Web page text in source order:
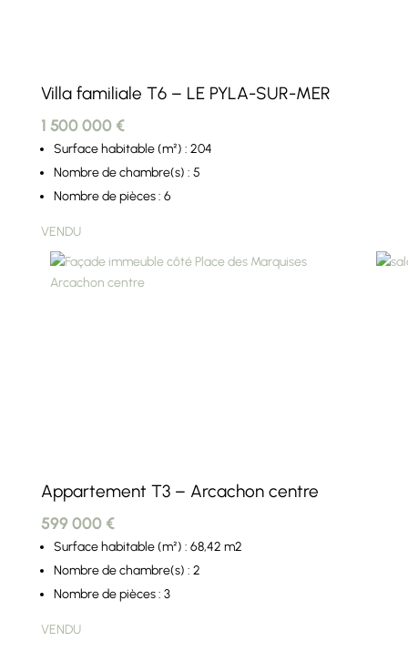
Villa familiale T6 – LE PYLA-SUR-MER
1 500 000 €
Surface habitable (m²) : 204
Nombre de chambre(s) : 5
Nombre de pièces : 6
VENDU
Appartement T3 – Arcachon centre
599 000 €
Surface habitable (m²) : 68,42 m2
Nombre de chambre(s) : 2
Nombre de pièces : 3
VENDU